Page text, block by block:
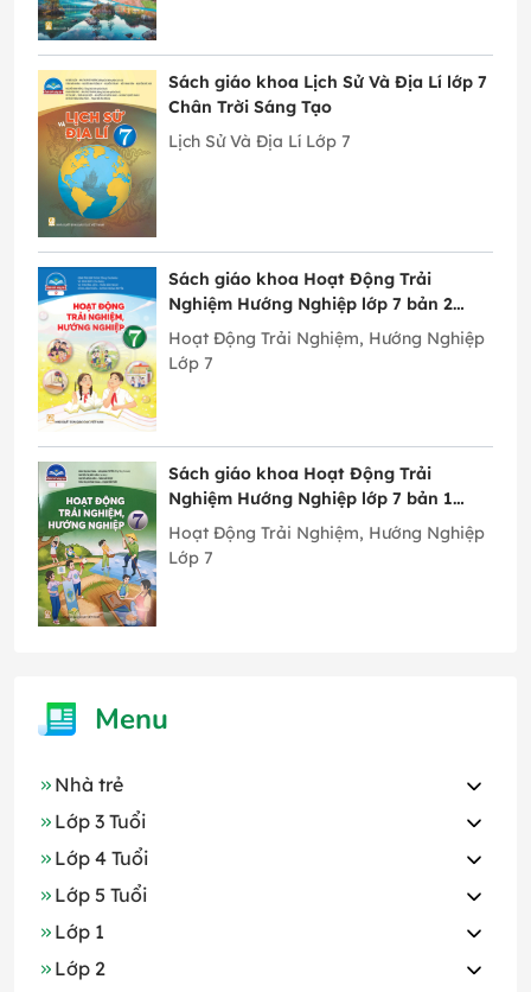
Sách giáo khoa Lịch Sử Và Địa Lí lớp 7
Chân Trời Sáng Tạo
Lịch Sử Và Địa Lí Lớp 7
Sách giáo khoa Hoạt Động Trải
Nghiệm Hướng Nghiệp lớp 7 bản 2
Chân Trời Sáng Tạo
Hoạt Động Trải Nghiệm, Hướng Nghiệp
Lớp 7
Sách giáo khoa Hoạt Động Trải
Nghiệm Hướng Nghiệp lớp 7 bản 1
Chân Trời Sáng Tạo
Hoạt Động Trải Nghiệm, Hướng Nghiệp
Lớp 7
Menu
Nhà trẻ
Lớp 3 Tuổi
Lớp 4 Tuổi
Lớp 5 Tuổi
Lớp 1
Lớp 2